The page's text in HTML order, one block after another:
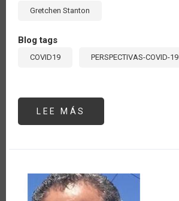
Gretchen Stanton
Blog tags
COVID19 PERSPECTIVAS-COVID-19
LEE MÁS
HEALTH
19
REFLECTIONS